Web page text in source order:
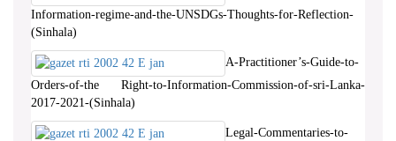
Information-regime-and-the-UNSDGs-Thoughts-for-Reflection-
(Sinhala)
A-Practitioner’s-Guide-to-
Orders-of-the Right-to-Information-Commission-of-sri-Lanka-
2017-2021-(Sinhala)
Legal-Commentaries-to-